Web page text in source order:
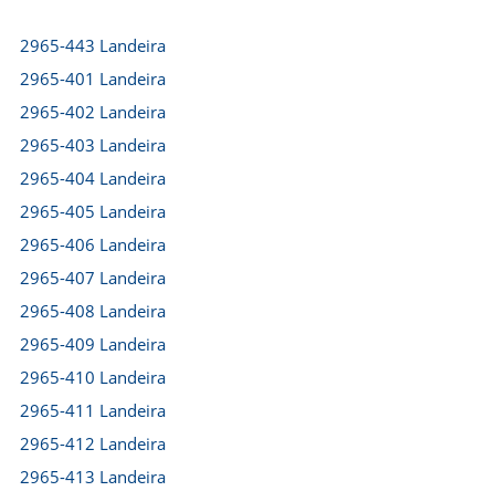
2965-443 Landeira
2965-401 Landeira
2965-402 Landeira
2965-403 Landeira
2965-404 Landeira
2965-405 Landeira
2965-406 Landeira
2965-407 Landeira
2965-408 Landeira
2965-409 Landeira
2965-410 Landeira
2965-411 Landeira
2965-412 Landeira
2965-413 Landeira